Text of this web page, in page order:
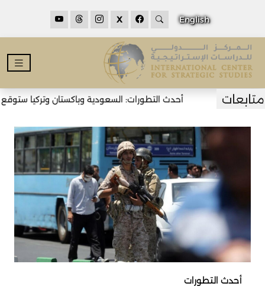
English
X
أحدث التطورات: السعودية وباكستان وتركيا ستوقع
أحدث التطورات